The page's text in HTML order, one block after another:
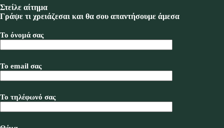
Στείλε αίτημα
Γράψε τι χρειάζεσαι και θα σου απαντήσουμε άμεσα
Το όνομά σας
Το email σας
Το τηλέφωνό σας